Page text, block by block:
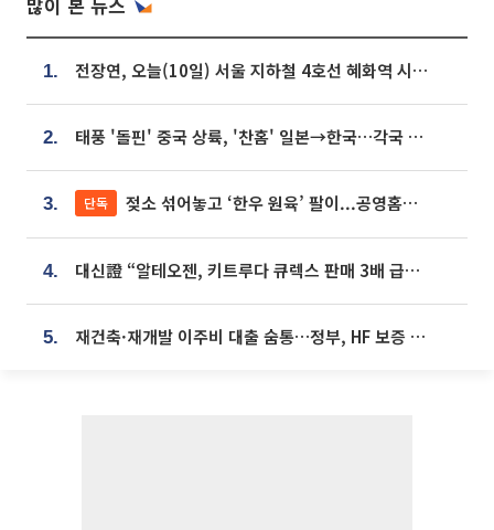
1. 전장연, 오늘(10일) 서울 지하철 4호선 혜화역 시위…1호선 용산역 무정차
2. 태풍 '돌핀' 중국 상륙, '찬홈' 일본→한국…각국 기상청 예상 경로는?
3. 단독 젖소 섞어놓고 ‘한우 원육’ 팔이...공영홈쇼핑 표기·검증 구멍
4. 대신證 “알테오젠, 키트루다 큐렉스 판매 3배 급증…목표가 41만원 상향”
5. 재건축·재개발 이주비 대출 숨통…정부, HF 보증 신설 추진